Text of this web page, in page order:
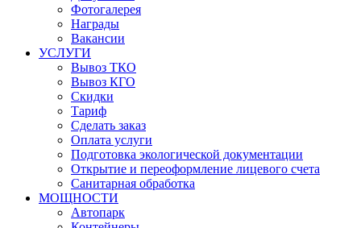
Фотогалерея
Награды
Вакансии
УСЛУГИ
Вывоз ТКО
Вывоз КГО
Скидки
Тариф
Сделать заказ
Оплата услуги
Подготовка экологической документации
Открытие и переоформление лицевого счета
Санитарная обработка
МОЩНОСТИ
Автопарк